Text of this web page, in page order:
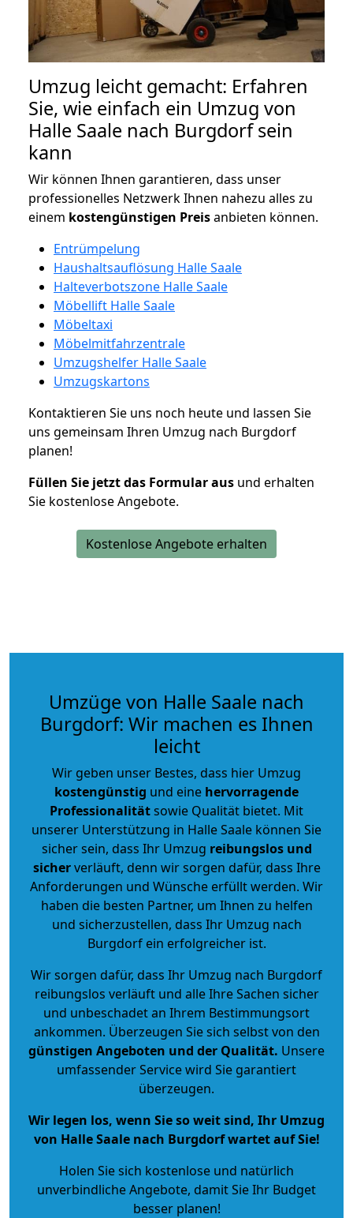
Umzug leicht gemacht: Erfahren
Sie, wie einfach ein Umzug von
Halle Saale nach Burgdorf sein
kann
Wir können Ihnen garantieren, dass unser
professionelles Netzwerk Ihnen nahezu alles zu
einem kostengünstigen Preisanbieten können.
Entrümpelung
Haushaltsauflösung Halle Saale
Halteverbotszone Halle Saale
Möbellift Halle Saale
Möbeltaxi
Möbelmitfahrzentrale
Umzugshelfer Halle Saale
Umzugskartons
Kontaktieren Sie uns noch heute und lassen Sie
uns gemeinsam Ihren Umzug nach Burgdorf
planen!
Füllen Sie jetzt das Formular aus und erhalten
Sie kostenlose Angebote.
Kostenlose Angebote erhalten
Umzüge von Halle Saale nach
Burgdorf: Wir machen es Ihnen
leicht
Wir geben unser Bestes, dass hier Umzug
kostengünstig und eine hervorragende
Professionalitätsowie Qualität bietet. Mit
unserer Unterstützung in Halle Saale können Sie
sicher sein, dass Ihr Umzug reibungslos und
sicherverläuft, denn wir sorgen dafür, dass Ihre
Anforderungen und Wünsche erfüllt werden. Wir
haben die besten Partner, um Ihnen zu helfen
und sicherzustellen, dass Ihr Umzug nach
Burgdorf ein erfolgreicher ist.
Wir sorgen dafür, dass Ihr Umzug nach Burgdorf
reibungslos verläuft und alle Ihre Sachen sicher
und unbeschadet an Ihrem Bestimmungsort
ankommen. Überzeugen Sie sich selbst von den
günstigen Angeboten und der Qualität. Unsere
umfassender Service wird Sie garantiert
überzeugen.
Wir legen los, wenn Sie so weit sind, Ihr Umzug
von Halle Saale nach Burgdorf wartet auf Sie!
Holen Sie sich kostenlose und natürlich
unverbindliche Angebote, damit Sie Ihr Budget
besser planen!